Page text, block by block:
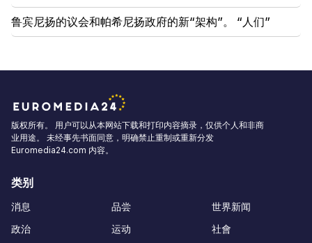
鲁宾尼扬的议会和帕希尼扬政府的新“架构”。 “人们”
版权所有。 用户可以从本网站下载和打印内容摘录，仅供个人和非商
业用途。 未经事先书面同意，明确禁止重制或重新分发
Euromedia24.com 内容。
类别
消息
政治
品尝
运动
世界新闻
社會